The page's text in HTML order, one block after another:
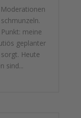
meine
geplanter
Heute
sind...